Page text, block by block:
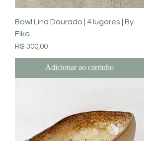
Bowl Lina Dourado | 4 lugares | By
Fika
Preço
R$ 300,00
Adicionar ao carrinho